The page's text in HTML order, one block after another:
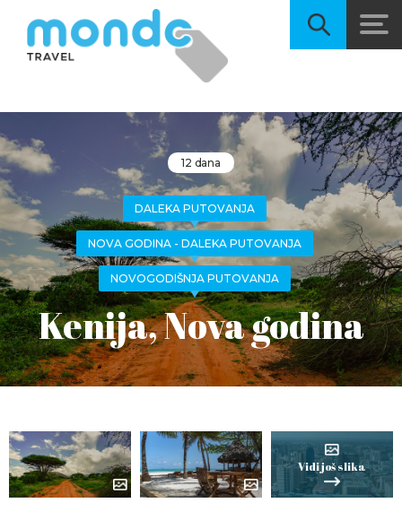
12 dana
DALEKA PUTOVANJA
NOVA GODINA - DALEKA PUTOVANJA
NOVOGODIŠNJA PUTOVANJA
Kenija, Nova godina
Vidi još slika